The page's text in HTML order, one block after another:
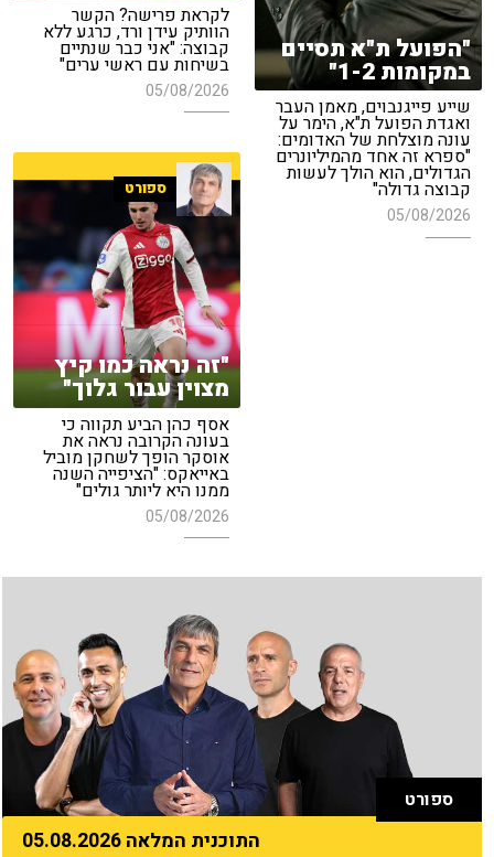
"הפועל ת"א תסיים
במקומות 1-2"
שייע פייגנבוים, מאמן העבר
ואגדת הפועל ת"א, הימר על
עונה מוצלחת של האדומים:
"ספרא זה אחד מהמיליונרים
הגדולים, הוא הולך לעשות
קבוצה גדולה"
05/08/2026
לקראת פרישה? הקשר
הוותיק עידן ורד, כרגע ללא
קבוצה: "אני כבר שנתיים
בשיחות עם ראשי ערים"
05/08/2026
ספורט
"זה נראה כמו קיץ
מצוין עבור גלוך"
אסף כהן הביע תקווה כי
בעונה הקרובה נראה את
אוסקר הופך לשחקן מוביל
באייאקס: "הציפייה השנה
ממנו היא ליותר גולים"
05/08/2026
ספורט
התוכנית המלאה 05.08.2026